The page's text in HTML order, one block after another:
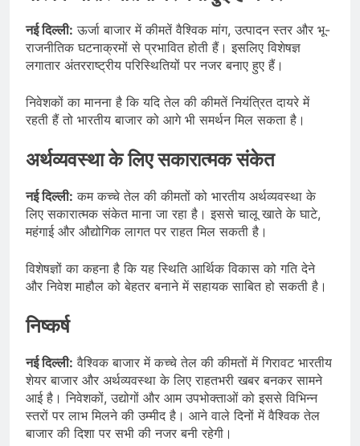
नई दिल्ली: ऊर्जा बाजार में कीमतें वैश्विक मांग, उत्पादन स्तर और भू-
राजनीतिक घटनाक्रमों से प्रभावित होती हैं। इसलिए विशेषज्ञ
लगातार अंतरराष्ट्रीय परिस्थितियों पर नजर बनाए हुए हैं।
निवेशकों का मानना है कि यदि तेल की कीमतें नियंत्रित दायरे में
रहती हैं तो भारतीय बाजार को आगे भी समर्थन मिल सकता है।
अर्थव्यवस्था के लिए सकारात्मक संकेत
नई दिल्ली: कम कच्चे तेल की कीमतों को भारतीय अर्थव्यवस्था के
लिए सकारात्मक संकेत माना जा रहा है। इससे चालू खाते के घाटे,
महंगाई और औद्योगिक लागत पर राहत मिल सकती है।
विशेषज्ञों का कहना है कि यह स्थिति आर्थिक विकास को गति देने
और निवेश माहौल को बेहतर बनाने में सहायक साबित हो सकती है।
निष्कर्ष
नई दिल्ली: वैश्विक बाजार में कच्चे तेल की कीमतों में गिरावट भारतीय
शेयर बाजार और अर्थव्यवस्था के लिए राहतभरी खबर बनकर सामने
आई है। निवेशकों, उद्योगों और आम उपभोक्ताओं को इससे विभिन्न
स्तरों पर लाभ मिलने की उम्मीद है। आने वाले दिनों में वैश्विक तेल
बाजार की दिशा पर सभी की नजर बनी रहेगी।